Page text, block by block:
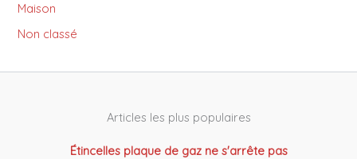
Maison
Non classé
Articles les plus populaires
Étincelles plaque de gaz ne s'arrête pas